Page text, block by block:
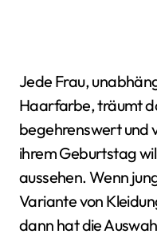
Jede Frau, unabhängig von Alter, Figur oder
Haarfarbe, träumt
begehrenswert und
ihrem Geburtstag
aussehen. Wenn
Variante von
dann hat die